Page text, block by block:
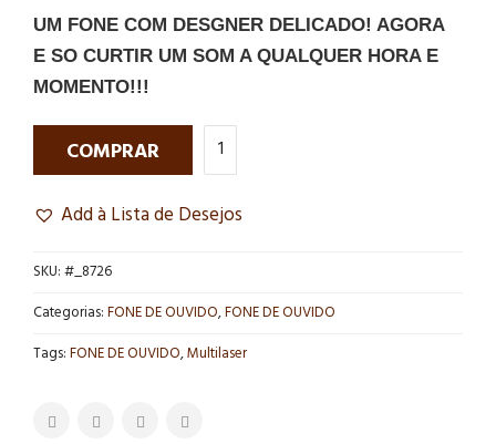
UM FONE COM DESGNER DELICADO! AGORA
E SO CURTIR UM SOM A QUALQUER HORA E
MOMENTO!!!
COMPRAR
Add à Lista de Desejos
SKU:#_8726
Categorias:FONE DE OUVIDO,FONE DE OUVIDO
Tags:FONE DE OUVIDO,Multilaser